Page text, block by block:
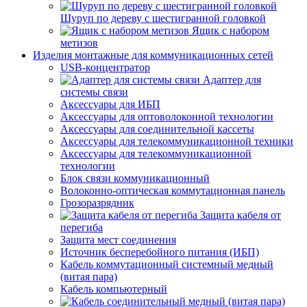
Шуруп по дереву с шестигранной головкой
Ящик с набором
метизов
Изделия монтажные для коммуникационных сетей
USB-концентратор
Адаптер для
системы связи
Аксессуары для ИБП
Аксессуары для оптоволоконной технологии
Аксессуары для соединительной кассеты
Аксессуары для телекоммуникационной техники
Аксессуары для телекоммуникационной
технологии
Блок связи коммуникационный
Волоконно-оптическая коммутационная панель
Грозоразрядник
Защита кабеля от
перегиба
Защита мест соединения
Источник бесперебойного питания (ИБП)
Кабель коммутационный системный медный
(витая пара)
Кабель компьютерный